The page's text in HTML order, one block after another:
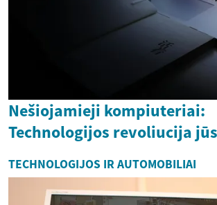
Nešiojamieji kompiuteriai:
Technologijos revoliucija
TECHNOLOGIJOS IR AUTOMOBILIAI